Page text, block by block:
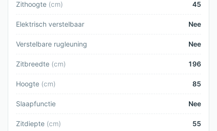
Zithoogte (cm) 45
Elektrisch verstelbaar Nee
Verstelbare rugleuning Nee
Zitbreedte (cm) 196
Hoogte (cm) 85
Slaapfunctie Nee
Zitdiepte (cm) 55